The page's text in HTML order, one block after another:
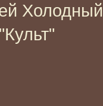
Холодный
"Культ"